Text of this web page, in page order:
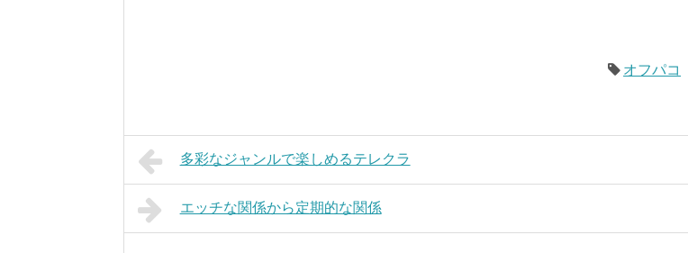
オフパコ
多彩なジャンルで楽しめるテレクラ
エッチな関係から定期的な関係